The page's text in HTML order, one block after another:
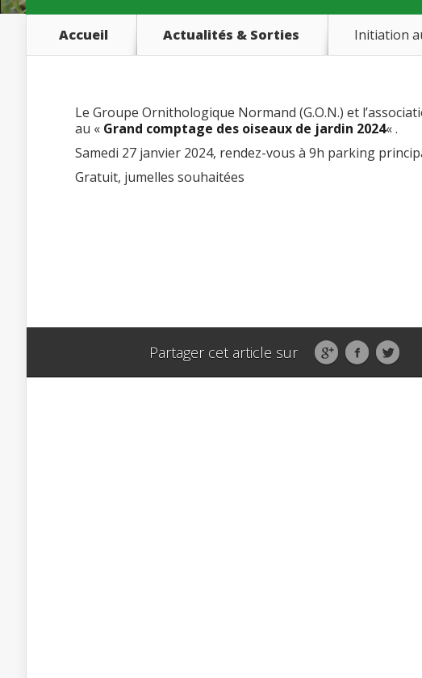
Accueil Actualités & Sorties Initiation
Le Groupe Ornithologique Normand (G.O.N.) et
au « Grand comptage des oiseaux de jardin 2024« .
Samedi 27 janvier 2024, rendez-vous à 9h parking
Gratuit, jumelles souhaitées
Partager cet article sur